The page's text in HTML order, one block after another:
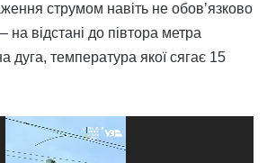
струмом навіть не обов’язково
на відстані до півтора метра
дуга, температура якої сягає 15